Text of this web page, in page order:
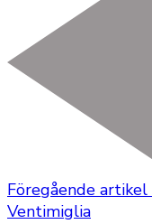
Föregående artikel
Ventimiglia